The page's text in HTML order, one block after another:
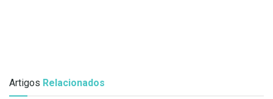
Artigos Relacionados